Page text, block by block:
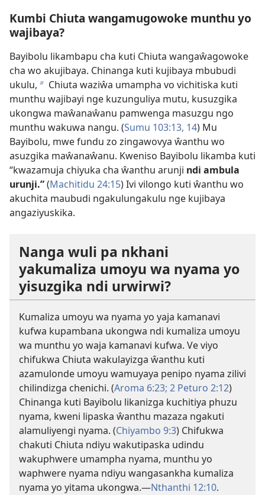
Kumbi Chiuta wangamugowoke munthu yo
wajibaya?
Bayibolu likambapu cha kuti Chiuta wangaŵagowoke
cha wo akujibaya. Chinanga kuti kujibaya mbubudi
ukulu, b Chiuta waziŵa umampha vo vichitiska kuti
munthu wajibayi nge kuzunguliya mutu, kusuzgika
ukongwa maŵanaŵanu pamwenga masuzgu ngo
munthu wakuwa nangu. (Sumu 103:13, 14) Mu
Bayibolu, mwe fundu zo zingawovya ŵanthu wo
asuzgika maŵanaŵanu. Kweniso Bayibolu likamba kuti
“kwazamuja chiyuka cha ŵanthu arunji ndi ambula
urunji.”(Machitidu 24:15) Ivi vilongo kuti ŵanthu wo
akuchita maubudi ngakulungakulu nge kujibaya
angaziyuskika.
Nanga wuli pa nkhani
yakumaliza umoyu wa nyama yo
yisuzgika ndi urwirwi?
Kumaliza umoyu wa nyama yo yaja kamanavi
kufwa kupambana ukongwa ndi kumaliza umoyu
wa munthu yo waja kamanavi kufwa. Ve viyo
chifukwa Chiuta wakulayizga ŵanthu kuti
azamulonde umoyu wamuyaya penipo nyama zilivi
chilindizga chenichi. (Aroma 6:23; 2 Peturo 2:​12)
Chinanga kuti Bayibolu likanizga kuchitiya phuzu
nyama, kweni lipaska ŵanthu mazaza ngakuti
alamuliyengi nyama. (Chiyambo 9:3) Chifukwa
chakuti Chiuta ndiyu wakutipaska udindu
wakuphwere umampha nyama, munthu yo
waphwere nyama ndiyu wangasankha kumaliza
nyama yo yitama ukongwa.​—Nthanthi 12:10.